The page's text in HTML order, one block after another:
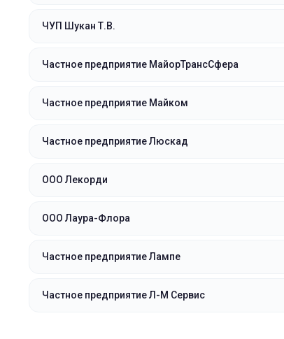
ЧУП Шукан Т.В.
Частное предприятие МайорТрансСфера
Частное предприятие Майком
Частное предприятие Люскад
ООО Лекорди
ООО Лаура-Флора
Частное предприятие Лампе
Частное предприятие Л-М Сервис